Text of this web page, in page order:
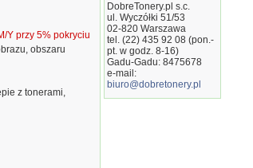
Y przy 5% pokryciu
obszaru
z tonerami,
DobreTonery.pl s.c.
ul. Wyczółki 51/53
02-820 Warszawa
tel. (22) 435 92 08 (pon.-
pt. w godz. 8-16)
Gadu-Gadu: 8475678
e-mail:
biuro@dobretonery.pl